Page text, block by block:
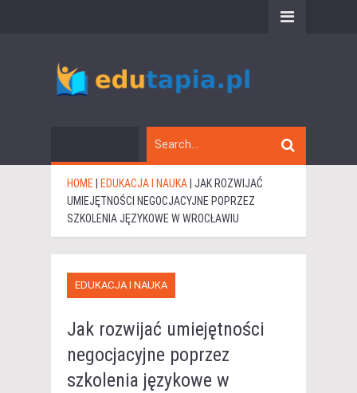
HOME EDUKACJA I NAUKA JAK ROZWIJAĆ
UMIEJĘTNOŚCI NEGOCJACYJNE POPRZEZ
SZKOLENIA JĘZYKOWE W WROCŁAWIU
EDUKACJA I NAUKA
Jak rozwijać umiejętności
negocjacyjne poprzez
szkolenia językowe w